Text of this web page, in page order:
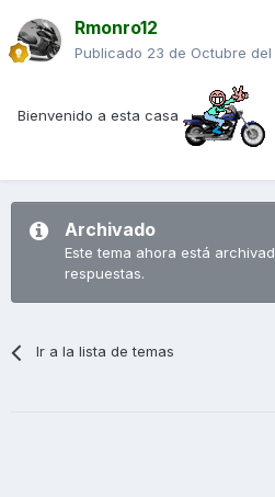
Rmonro12
Publicado 23 de Octubre del
Bienvenido a esta casa
Archivado
Este tema ahora está
respuestas.
Ir a la lista de temas